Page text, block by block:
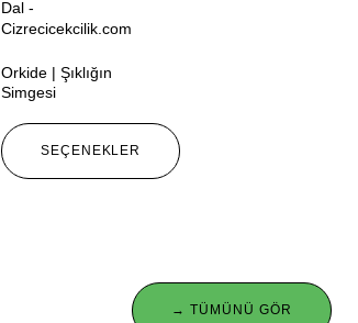
Orkide | Şıklığın
Simgesi
SEÇENEKLER
→ TÜMÜNÜ GÖR